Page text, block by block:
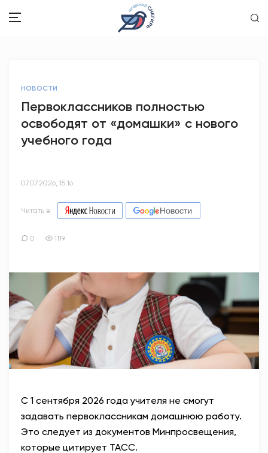
ОБРАЗОВАНИЕ
ПСИХОЛОГИЯ
СПОРТ
АНТИТЕРРОР
НОВОСТИ
ОФИЦИАЛЬНО
Вход / Регистрация
НОВОСТИ
Первоклассников полностью
освободят от «домашки» с нового
учебного года
07.07.2026, 15:16
Читать в
0 1119
С 1 сентября 2026 года учителя не смогут
задавать первоклассникам домашнюю работу.
Это следует из документов Минпросвещения,
которые цитирует ТАСС.